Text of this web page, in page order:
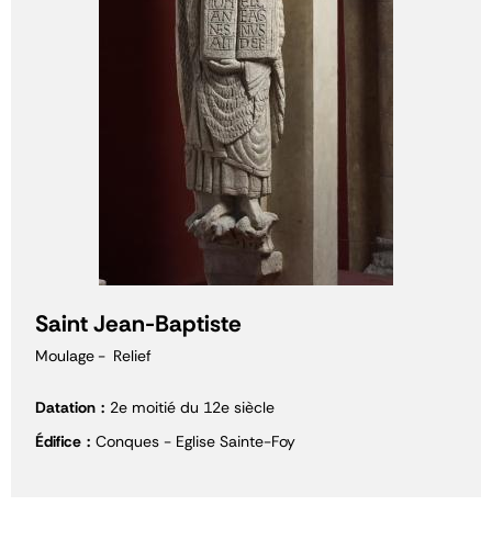
Saint Jean-Baptiste
Moulage Relief
Datation
2e moitié du 12e siècle
Édifice
Conques - Eglise Sainte-Foy